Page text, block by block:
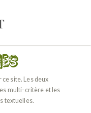
site. Les deux
multi-critère et les
textuelles.